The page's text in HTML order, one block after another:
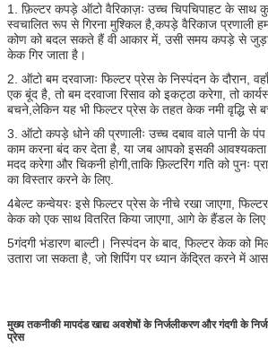
1. फ़िल्टर कपड़े ऑटो वैरिकाज़ः उच्च चिपचिपाहट के
स्वचालित रूप से गिरना मुश्किल है,कपड़े वैरिकाज प्रणाली
कोण को बदल सकते हैं वी आकार में, उसी समय कपड़े से
केक गिर जाता है।
2. ऑटो बम दरवाजाः फिल्टर प्रेस के निस्पंदन के दौरान,
एक बूंद है, तो बम दरवाजा रिसाव को इकट्ठा करेगा, तो
बचने,लेकिन यह भी फिल्टर प्रेस के तहत केक नमी वृद्धि से
3. ऑटो कपड़े धोने की प्रणालीः उच्च दबाव वाले पानी के
काम करना बंद कर देता है, या जब आपको इसकी आवश्यकता
मदद करेगा और चिकनी होगी,ताकि फ़िल्टरिंग गति को पुनः
का विस्तार करने के लिए.
4बेल्ट कन्वेयरः इसे फिल्टर प्रेस के नीचे रखा जाएगा,
केक को एक साथ वितरित किया जाएगा, आगे के हैंडल के लिए
5गंदगी भंडारण बाल्टी। निस्पंदन के बाद, फिल्टर केक को
उतारा जा सकता है, जो शिपिंग पर ध्यान केंद्रित करने में
मुख्य तकनीकी मापदंड खाद्य अवशेषों के निर्जलीकरण और गंदगी के
प्रेस